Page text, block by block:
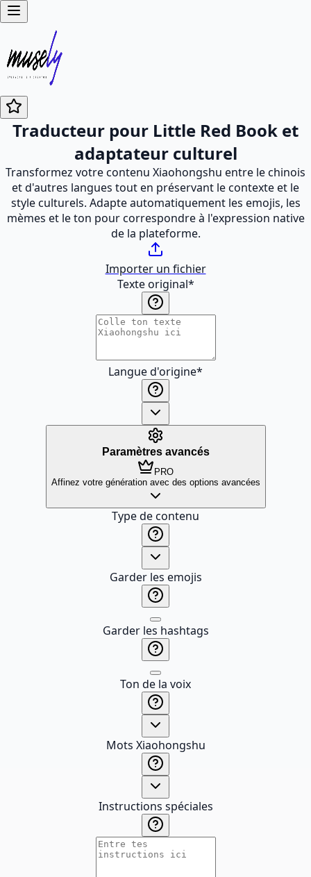
Traducteur pour Little Red Book et
adaptateur culturel
Transformez votre contenu Xiaohongshu entre le chinois
et d'autres langues tout en préservant le contexte et le
style culturels. Adapte automatiquement les emojis, les
mèmes et le ton pour correspondre à l'expression native
de la plateforme.
Importer un fichier
Texte original*
Langue d'origine*
Paramètres avancés
PRO
Affinez votre génération avec des options avancées
Type de contenu
Garder les emojis
Garder les hashtags
Ton de la voix
Mots Xiaohongshu
Instructions spéciales